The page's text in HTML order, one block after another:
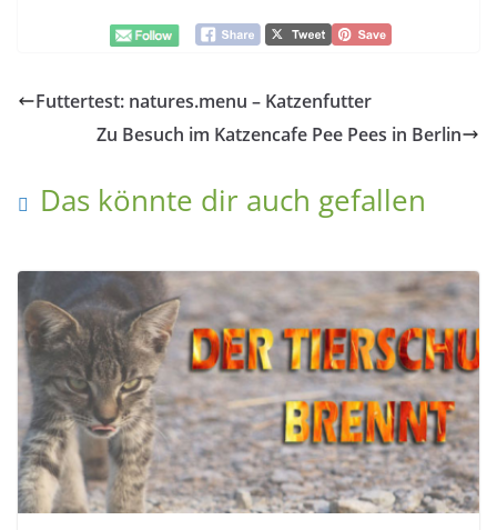
Futtertest: natures.menu – Katzenfutter
Zu Besuch im Katzencafe Pee Pees in Berlin
Das könnte dir auch gefallen